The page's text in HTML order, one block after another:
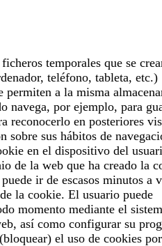
temporales que se
teléfono, tableta, etc.)
permiten a la misma
navega, por ejemplo, para
reconocerlo en posteriores
sobre sus hábitos de
en el dispositivo del
de la web que ha creado la
ir de escasos minutos a
la cookie. El usuario puede
momento mediante el
así como configurar su
el uso de cookies